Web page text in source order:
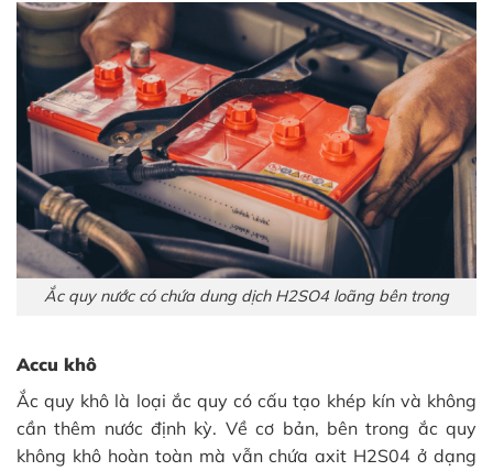
Ắc quy nước có chứa dung dịch H2SO4 loãng bên trong
Accu khô
Ắc quy khô là loại ắc quy có cấu tạo khép kín và không
cần thêm nước định kỳ. Về cơ bản, bên trong ắc quy
không khô hoàn toàn mà vẫn chứa axit H2S04 ở dạng